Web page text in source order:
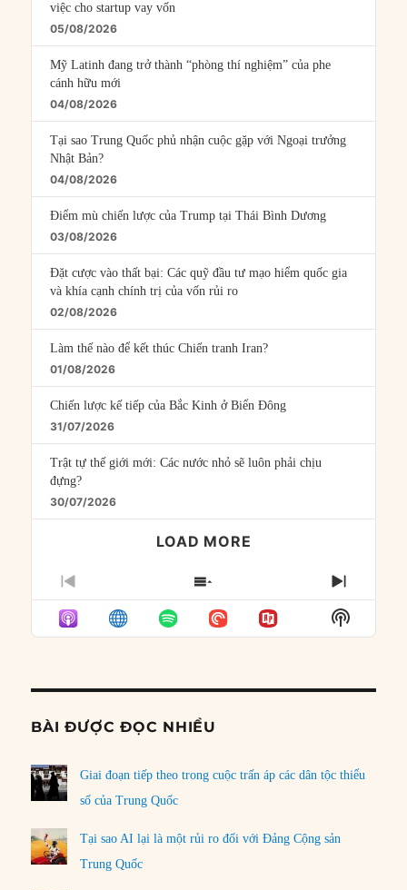
việc cho startup vay vốn
05/08/2026
Mỹ Latinh đang trở thành “phòng thí nghiệm” của phe
cánh hữu mới
04/08/2026
Tại sao Trung Quốc phủ nhận cuộc gặp với Ngoại trưởng
Nhật Bản?
04/08/2026
Điểm mù chiến lược của Trump tại Thái Bình Dương
03/08/2026
Đặt cược vào thất bại: Các quỹ đầu tư mạo hiểm quốc gia
và khía cạnh chính trị của vốn rủi ro
02/08/2026
Làm thế nào để kết thúc Chiến tranh Iran?
01/08/2026
Chiến lược kế tiếp của Bắc Kinh ở Biển Đông
31/07/2026
Trật tự thế giới mới: Các nước nhỏ sẽ luôn phải chịu
đựng?
30/07/2026
LOAD MORE
PREVIOUS
EPISODE
SHOW
EPISODES
LIST
NEXT
Show
Podcast
BÀI ĐƯỢC ĐỌC NHIỀU
Giai đoạn tiếp theo trong cuộc trấn áp các dân tộc thiểu
số của Trung Quốc
Tại sao AI lại là một rủi ro đối với Đảng Cộng sản
Trung Quốc